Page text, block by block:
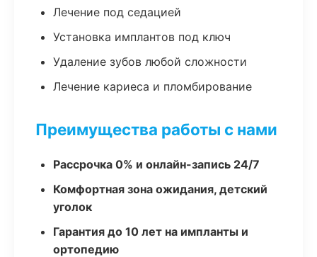
Лечение под седацией
Установка имплантов под ключ
Удаление зубов любой сложности
Лечение кариеса и пломбирование
Преимущества работы с нами
Рассрочка 0% и онлайн-запись 24/7
Комфортная зона ожидания, детский
уголок
Гарантия до 10 лет на импланты и
ортопедию